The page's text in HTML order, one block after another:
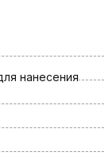
нанесения